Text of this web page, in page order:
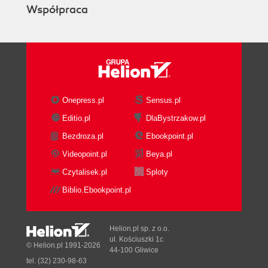
Text normalization
Language detection
Code mixing and transliteration
Feature Engineering
Classical NLP/ML Pipeline
DL Pipeline
Modeling
Building Your Model
Building THE Model
Evaluation
Intrinsic Evaluation
Extrinsic Evaluation
Współpraca
Onepress.pl
Sensus.pl
Editio.pl
DlaBystrzakow.pl
Bezdroza.pl
Ebookpoint.pl
Videopoint.pl
Beya.pl
Czytalisek.pl
Sploty
Biblio.Ebookpoint.pl
© Helion.pl 1991-2026
Helion.pl sp. z o.o.
ul. Kościuszki 1c
44-100 Gliwice
tel. (32) 230-98-63